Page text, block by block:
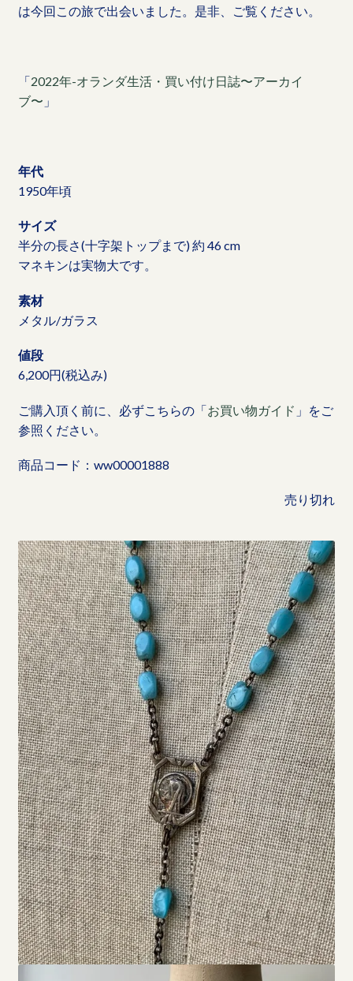
は今回この旅で出会いました。是非、ご覧ください。
「2022年-オランダ生活・買い付け日誌〜アーカイ
ブ〜 」
年代
1950年頃
サイズ
半分の長さ(十字架トップまで) 約 46 cm
マネキンは実物大です。
素材
メタル/ガラス
値段
6,200円(税込み)
ご購入頂く前に、必ずこちらの「お買い物ガイド 」をご
参照ください。
商品コード：ww00001888
売り切れ